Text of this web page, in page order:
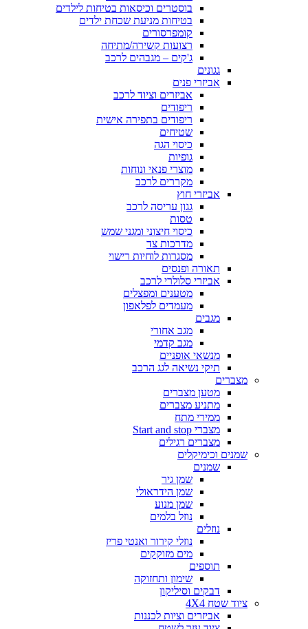
בוסטרים וכיסאות בטיחות לילדים
בטיחות מניעת שכחת ילדים
קומפרסורים
רצועות קשירה/מתיחה
ג'קים – מגבהים לרכב
גגונים
אביזרי פנים
אביזרים וציוד לרכב
ריפודים
ריפודים בתפירה אישית
שטיחים
כיסוי הגה
גופיות
מוצרי פנאי ונוחות
מקררים לרכב
אביזרי חוץ
גגון עריסה לרכב
טסות
כיסוי חיצוני ומגני שמש
מדרכות צד
מסגרות לוחיות רישוי
תאורה ופנסים
אביזרי סלולרי לרכב
מטענים ומפצלים
מעמדים לפלאפון
מגבים
מגב אחורי
מגב קדמי
מנשאי אופניים
תיקי נשיאה לגג הרכב
מצברים
מטען מצברים
מתניע מצברים
ממירי מתח
מצברי Start and stop
מצברים רגילים
שמנים וכימיקלים
שמנים
שמן גיר
שמן הידראולי
שמן מנוע
נוזל בלמים
נוזלים
נוזלי קירור ואנטי פריז
מים מזוקקים
תוספים
שימון ותחזוקה
דבקים וסיליקון
ציוד שטח 4X4
אביזרים וציות לכננות